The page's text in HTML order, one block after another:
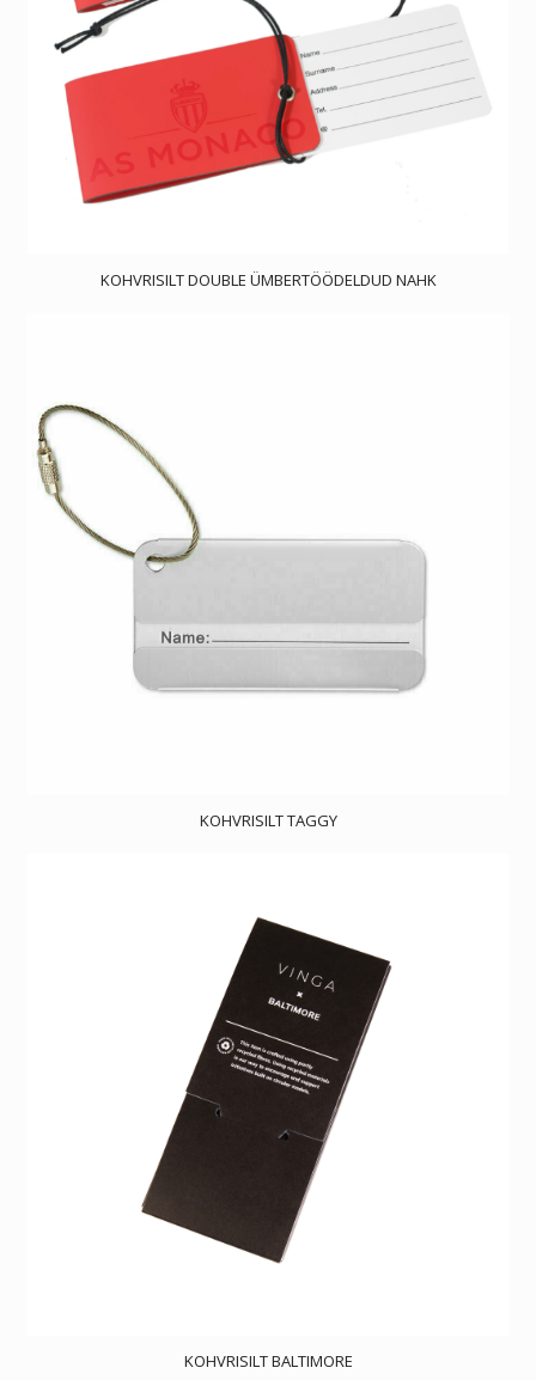
KOHVRISILT DOUBLE ÜMBERTÖÖDELDUD NAHK
KOHVRISILT TAGGY
KOHVRISILT BALTIMORE